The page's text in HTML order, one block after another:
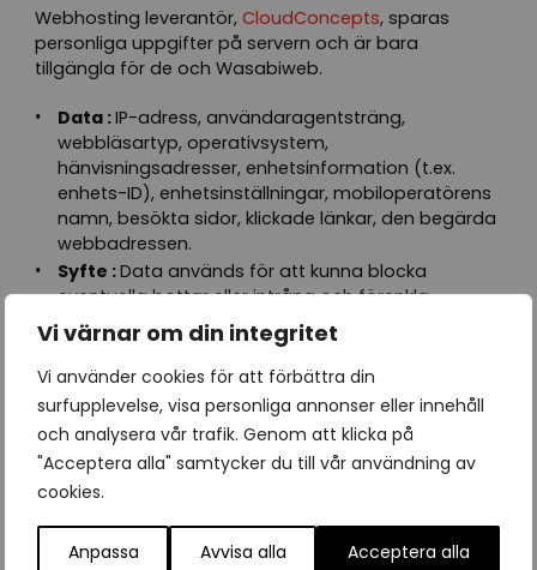
Vi värnar om din integritet
Vi använder cookies för att förbättra din
surfupplevelse, visa personliga annonser eller innehåll
och analysera vår trafik. Genom att klicka på
"Acceptera alla" samtycker du till vår användning av
cookies.
Anpassa Avvisa alla Acceptera alla
Webhosting leverantör, CloudConcepts, sparas
personliga uppgifter på servern och är bara
tillgängla för de och Wasabiweb.
Data :IP-adress, användaragentsträng,
webbläsartyp, operativsystem,
hänvisningsadresser, enhetsinformation (t.ex.
enhets-ID), enhetsinställningar, mobiloperatörens
namn, besökta sidor, klickade länkar, den begärda
webbadressen.
Syfte :Data används för att kunna blocka
eventuella bottar eller intrång och förenkla
felsökning.
Loggorna sparas i 30 dagar.
ANDRA
Extra plugins, scripts eller widgets kan introducera
flera aktörer som sparas personliga uppgifter och
Exempel för det kan vara :